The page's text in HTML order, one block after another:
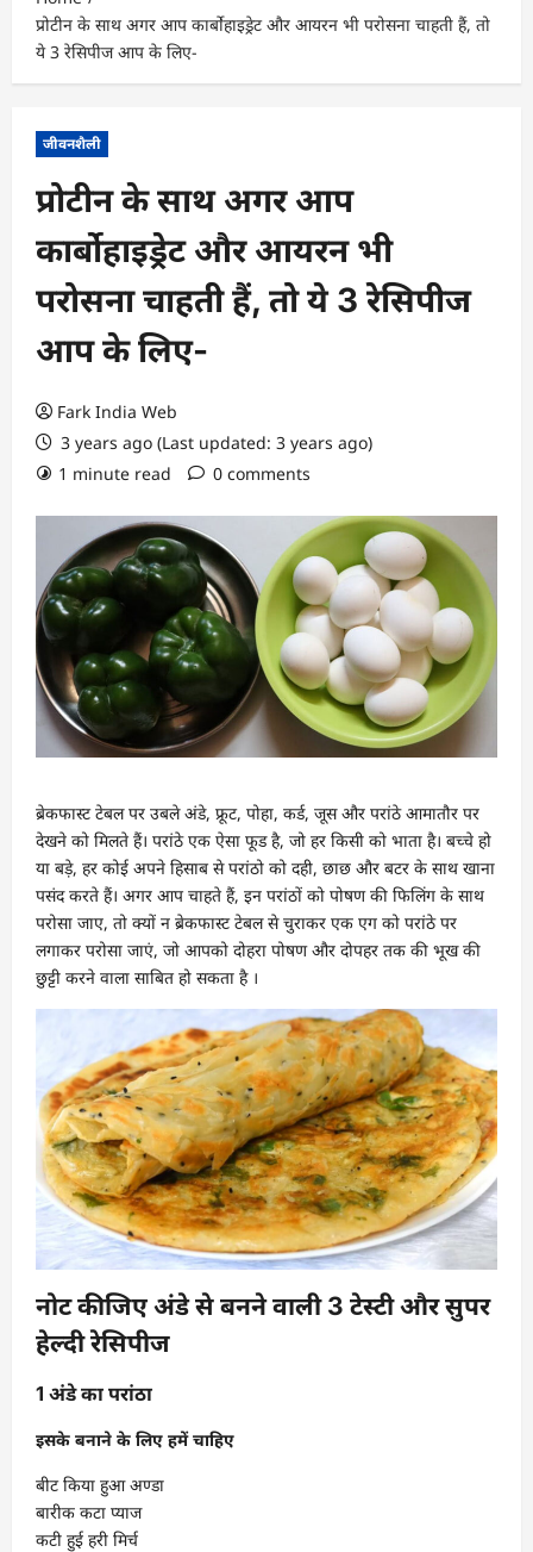
प्रोटीन के साथ अगर आप कार्बोहाइड्रेट और आयरन भी परोसना चाहती हैं, तो
ये 3 रेसिपीज आप के लिए-
जीवनशैली
प्रोटीन के साथ अगर आप
कार्बोहाइड्रेट और आयरन भी
परोसना चाहती हैं, तो ये 3 रेसिपीज
आप के लिए-
Fark India Web
3 years ago (Last updated: 3 years ago)
1 minute read
0 comments
ब्रेकफास्ट टेबल पर उबले अंडे, फ्रूट, पोहा, कर्ड, जूस और परांठे आमातौर पर
देखने को मिलते हैं। परांठे एक ऐसा फूड है, जो हर किसी को भाता है। बच्चे हो
या बड़े, हर कोई अपने हिसाब से परांठो को दही, छाछ और बटर के साथ खाना
पसंद करते हैं। अगर आप चाहते हैं, इन परांठों को पोषण की फिलिंग के साथ
परोसा जाए, तो क्यों न ब्रेकफास्ट टेबल से चुराकर एक एग को परांठे पर
लगाकर परोसा जाएं, जो आपको दोहरा पोषण और दोपहर तक की भूख की
छुट्टी करने वाला साबित हो सकता है ।
नोट कीजिए अंडे से बनने वाली 3 टेस्टी और सुपर
हेल्दी रेसिपीज
1 अंडे का परांठा
इसके बनाने के लिए हमें चाहिए
बीट किया हुआ अण्डा
बारीक कटा प्याज
कटी हुई हरी मिर्च